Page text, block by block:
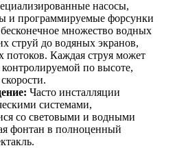
насосы,
и программируемые форсунки
множество водных
струй до водяных экранов,
потоков. Каждая струя может
по высоте,
Часто инсталляции
системами,
со световыми и водными
фонтан в полноценный